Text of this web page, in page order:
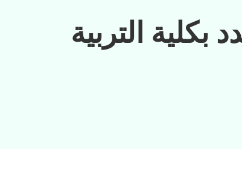
بكلية التربية